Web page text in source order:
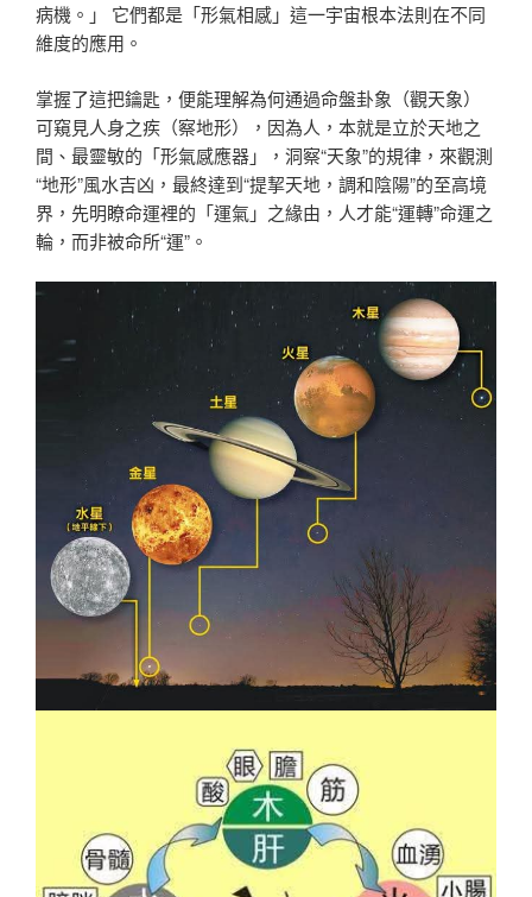
病機。」 它們都是「形氣相感」這一宇宙根本法則在不同
維度的應用。
掌握了這把鑰匙，便能理解為何通過命盤卦象（觀天象）
可窺見人身之疾（察地形），因為人，本就是立於天地之
間、最靈敏的「形氣感應器」，洞察“天象”的規律，來觀測
“地形”風水吉凶，最終達到“提挈天地，調和陰陽”的至高境
界，先明瞭命運裡的「運氣」之緣由，人才能“運轉”命運之
輪，而非被命所“運”。